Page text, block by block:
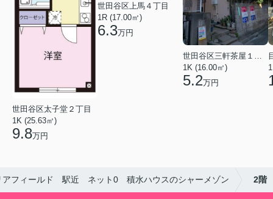
世田谷区太子堂２丁目
1K (25.63㎡)
9.8万円
世田谷区上馬４丁目
1R (17.00㎡)
6.3万円
1K (16.00㎡)
5.2万円
アフィールド 駅近 ネット0 積水ハウスのシャーメゾン 2階